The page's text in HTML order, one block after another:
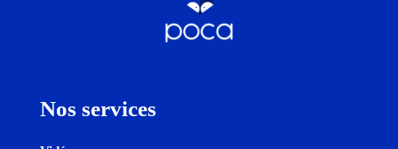
Nos services